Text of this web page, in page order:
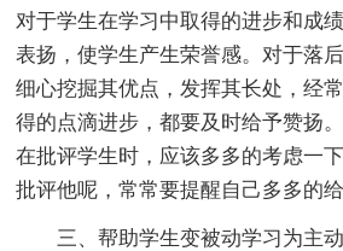
对于学生在学习中取得的进步和成
表扬，使学生产生荣誉感。对于落
细心挖掘其优点，发挥其长处，经
得的点滴进步，都要及时给予赞扬
在批评学生时，应该多多的考虑一
批评他呢，常常要提醒自己多多的给
三、帮助学生变被动学习为主